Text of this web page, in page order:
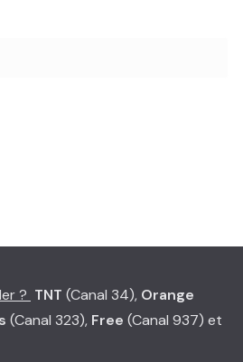
? TNT (Canal 34), Orange
(Canal 323), Free (Canal 937) et